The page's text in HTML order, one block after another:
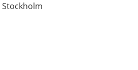
Stockholm